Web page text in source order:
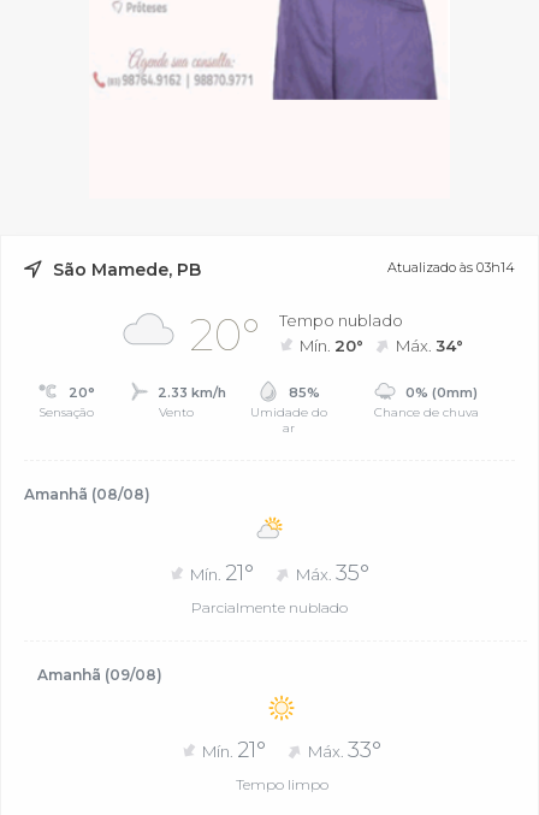
São Mamede, PB Atualizado às 03h14
20°
Tempo nublado
Mín. 20° Máx.34°
20°
Sensação
2.33 km/h
Vento
85%
Umidade do
ar
0% (0mm)
Chance de chuva
Amanhã (08/08)
Mín. 21° Máx. 35°
Parcialmente nublado
Amanhã (09/08)
Mín. 21° Máx.33°
Tempo limpo